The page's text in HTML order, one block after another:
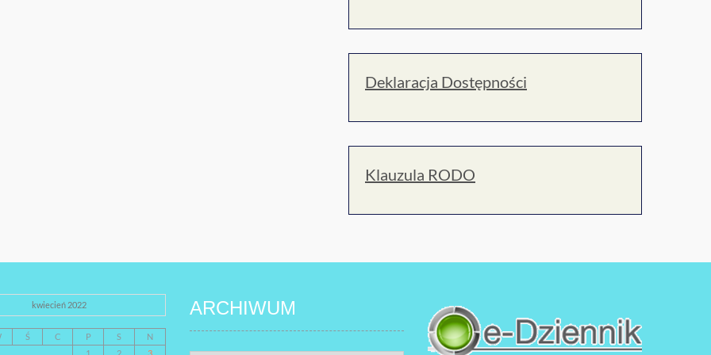
Deklaracja Dostępności
Klauzula RODO
kwiecień 2022
Ś C P S
N
ARCHIWUM